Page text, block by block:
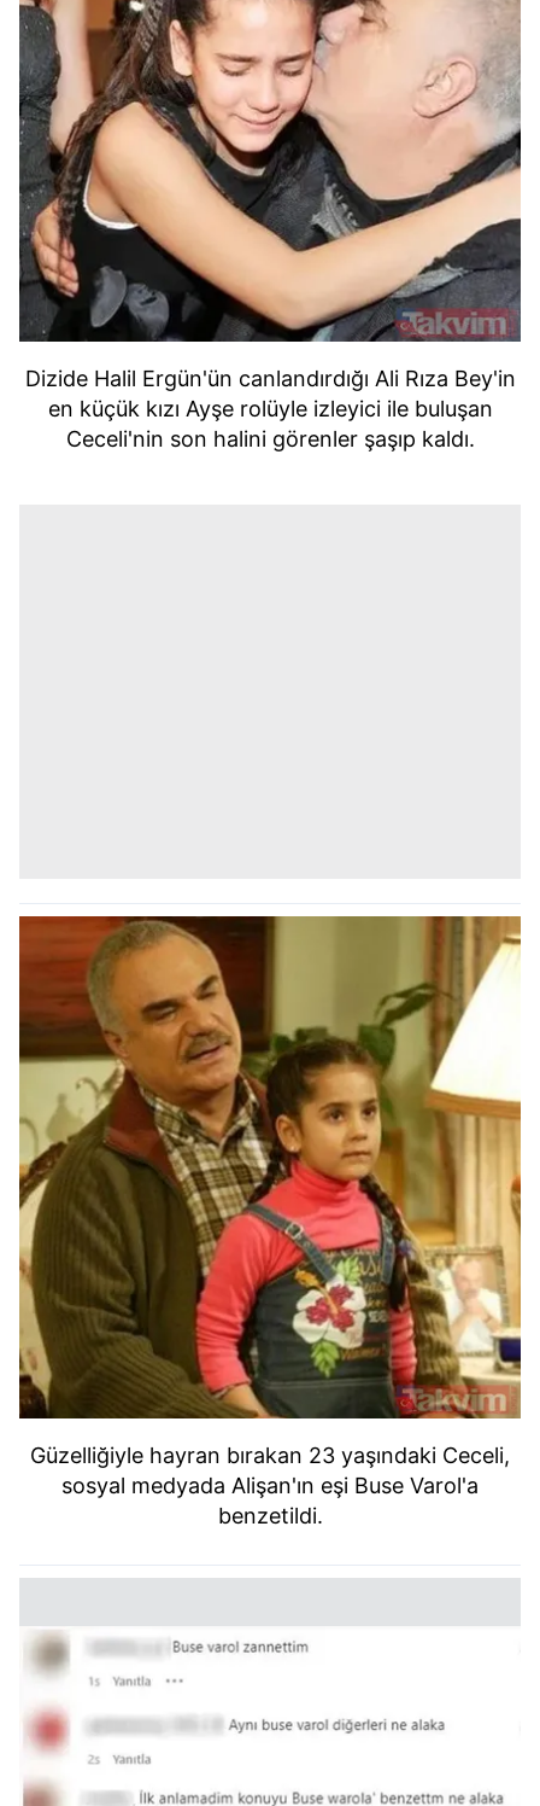
Dizide Halil Ergün'ün canlandırdığı Ali Rıza Bey'in
en küçük kızı Ayşe rolüyle izleyici ile buluşan
Ceceli'nin son halini görenler şaşıp kaldı.
Güzelliğiyle hayran bırakan 23 yaşındaki Ceceli,
sosyal medyada Alişan'ın eşi Buse Varol'a
benzetildi.